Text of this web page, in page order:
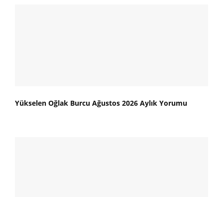
Yükselen Oğlak Burcu Ağustos 2026 Aylık Yorumu